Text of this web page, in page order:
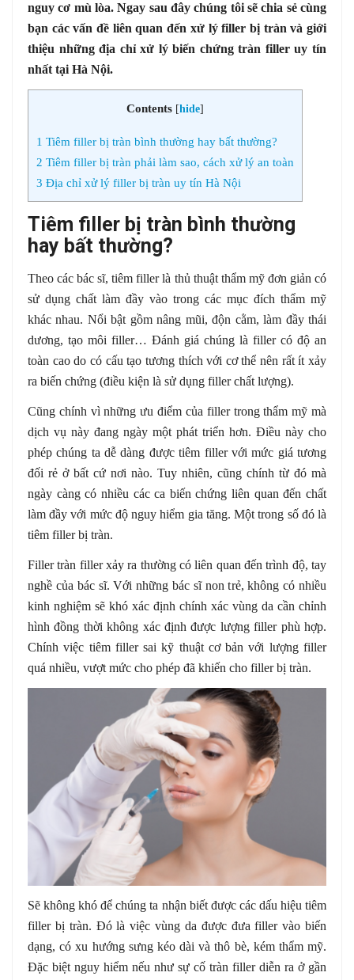
nguy cơ mù lòa. Ngay sau đây chúng tôi sẽ chia sẻ cùng
bạn các vấn đề liên quan đến xử lý filler bị tràn và giới
thiệu những địa chỉ xử lý biến chứng tràn filler uy tín
nhất tại Hà Nội.
Contents [hide]
1 Tiêm filler bị tràn bình thường hay bất thường?
2 Tiêm filler bị tràn phải làm sao, cách xử lý an toàn
3 Địa chỉ xử lý filler bị tràn uy tín Hà Nội
Tiêm filler bị tràn bình thường
hay bất thường?
Theo các bác sĩ, tiêm filler là thủ thuật thẩm mỹ đơn giản có
sử dụng chất làm đầy vào trong các mục đích thẩm mỹ
khác nhau. Nổi bật gồm nâng mũi, độn cằm, làm đầy thái
dương, tạo môi filler… Đánh giá chúng là filler có độ an
toàn cao do có cấu tạo tương thích với cơ thể nên rất ít xảy
ra biến chứng (điều kiện là sử dụng filler chất lượng).
Cũng chính vì những ưu điểm của filler trong thẩm mỹ mà
dịch vụ này đang ngày một phát triển hơn. Điều này cho
phép chúng ta dễ dàng được tiêm filler với mức giá tương
đối rẻ ở bất cứ nơi nào. Tuy nhiên, cũng chính từ đó mà
ngày càng có nhiều các ca biến chứng liên quan đến chất
làm đầy với mức độ nguy hiểm gia tăng. Một trong số đó là
tiêm filler bị tràn.
Filler tràn filler xảy ra thường có liên quan đến trình độ, tay
nghề của bác sĩ. Với những bác sĩ non trẻ, không có nhiều
kinh nghiệm sẽ khó xác định chính xác vùng da cần chỉnh
hình đồng thời không xác định được lượng filler phù hợp.
Chính việc tiêm filler sai kỹ thuật cơ bản với lượng filler
quá nhiều, vượt mức cho phép đã khiến cho filler bị tràn.
Sẽ không khó để chúng ta nhận biết được các dấu hiệu tiêm
filler bị tràn. Đó là việc vùng da được đưa filler vào biến
dạng, có xu hướng sưng kéo dài và thô bè, kém thẩm mỹ.
Đặc biệt nguy hiểm nếu như sự cố tràn filler diễn ra ở gần